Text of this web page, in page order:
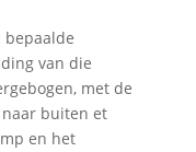
bepaalde
van die
met de
buiten et
en het